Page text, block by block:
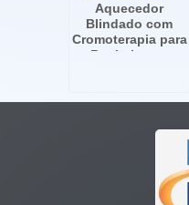
Aquecedor
Blindado com
Cromoterapia para
Banheira em